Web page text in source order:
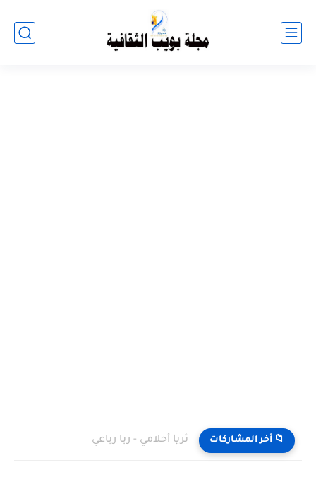
📁 أخر المشاركات ثريا أحلامي - ربا رباعي